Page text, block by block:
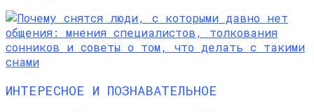
ИНТЕРЕСНОЕ И ПОЗНАВАТЕЛЬНОЕ